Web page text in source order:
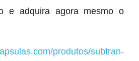
e adquira agora mesmo o
produtos/subtran-